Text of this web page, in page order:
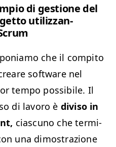
di ges­tione del
uti­liz­zan­
che il com­pi­to
soft­ware nel
tem­po pos­si­bile. Il
di lavoro è divi­so in
cias­cuno che ter­mi­
una dimostrazione